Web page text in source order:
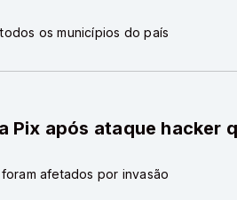
os municípios do país
Pix após ataque hacker
afetados por invasão